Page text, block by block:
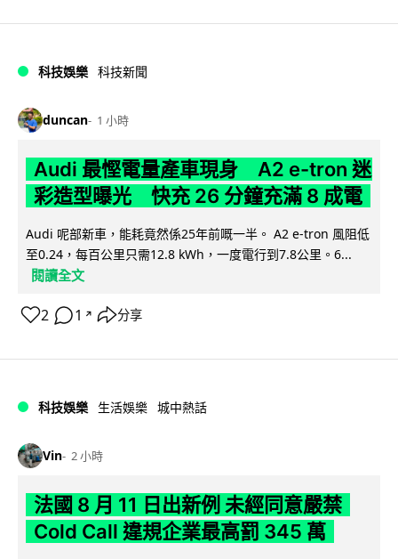
科技娛樂 科技新聞
duncan 1 小時
Audi 最慳電量產車現身 A2 e-tron 迷
彩造型曝光 快充 26 分鐘充滿 8 成電
Audi 呢部新車，能耗竟然係25年前嘅一半。 A2 e-tron 風阻低
至0.24，每百公里只需12.8 kWh，一度電行到7.8公里。6...
閱讀全文
2 1 ↗ 分享
科技娛樂 生活娛樂 城中熱話
Vin 2 小時
法國 8 月 11 日出新例 未經同意嚴禁
Cold Call 違規企業最高罰 345 萬